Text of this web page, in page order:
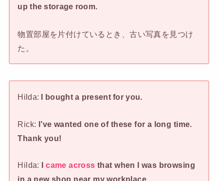
up the storage room.
物置部屋を片付けているとき、古い写真を見つけ
た。
Hilda: I bought a present for you.
Rick: I’ve wanted one of these for a long time.
Thank you!
Hilda: Icame acrossthat when I was browsing
in a new shop near my workplace.